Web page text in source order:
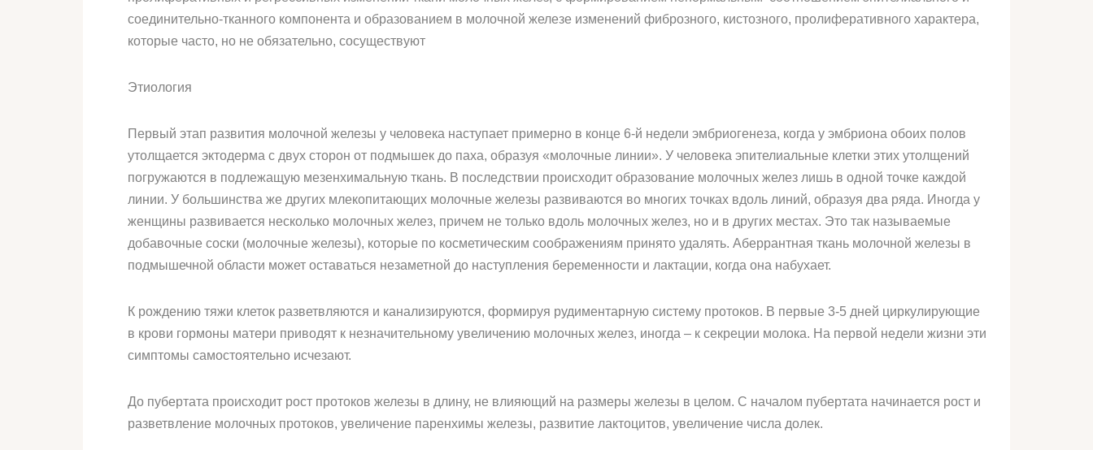
соединительно-тканного компонента и образованием в молочной железе изменений фиброзного, кистозного, пролиферативного характера,
которые часто, но не обязательно, сосуществуют
Этиология
Первый этап развития молочной железы у человека наступает примерно в конце 6-й недели эмбриогенеза, когда у эмбриона обоих полов
утолщается эктодерма с двух сторон от подмышек до паха, образуя «молочные линии». У человека эпителиальные клетки этих утолщений
погружаются в подлежащую мезенхимальную ткань. В последствии происходит образование молочных желез лишь в одной точке каждой
линии. У большинства же других млекопитающих молочные железы развиваются во многих точках вдоль линий, образуя два ряда. Иногда у
женщины развивается несколько молочных желез, причем не только вдоль молочных желез, но и в других местах. Это так называемые
добавочные соски (молочные железы), которые по косметическим соображениям принято удалять. Аберрантная ткань молочной железы в
подмышечной области может оставаться незаметной до наступления беременности и лактации, когда она набухает.
К рождению тяжи клеток разветвляются и канализируются, формируя рудиментарную систему протоков. В первые 3-5 дней циркулирующие
в крови гормоны матери приводят к незначительному увеличению молочных желез, иногда – к секреции молока. На первой недели жизни эти
симптомы самостоятельно исчезают.
До пубертата происходит рост протоков железы в длину, не влияющий на размеры железы в целом. С началом пубертата начинается рост и
разветвление молочных протоков, увеличение паренхимы железы, развитие лактоцитов, увеличение числа долек.